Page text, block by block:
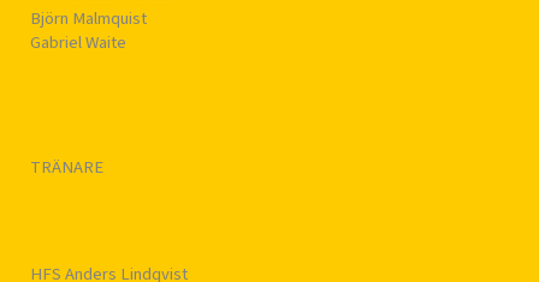
Björn Malmquist
Gabriel Waite
TRÄNARE
HFS Anders Lindqvist